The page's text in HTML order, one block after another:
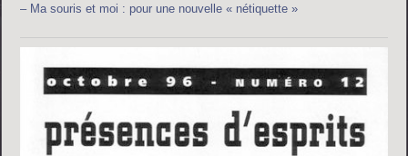
– Ma souris et moi : pour une nouvelle « nétiquette »